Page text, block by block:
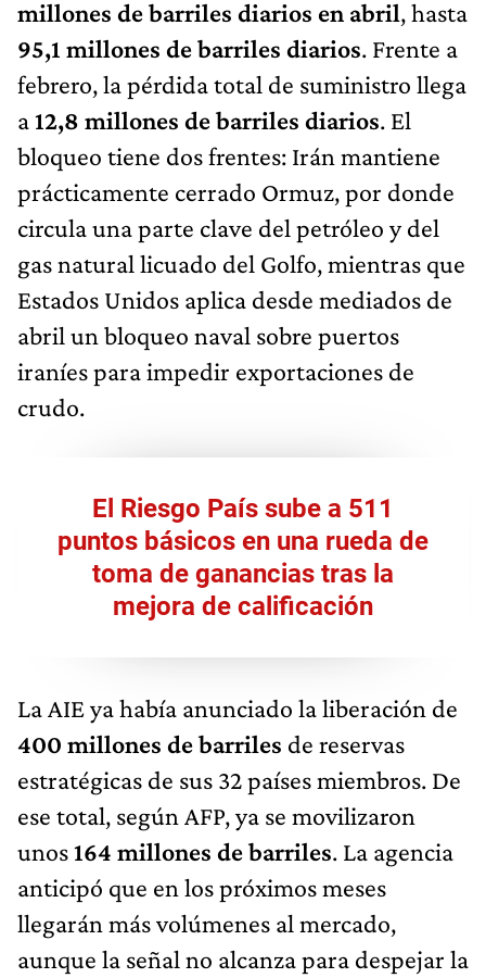
millones de barriles diarios en abril, hasta
95,1 millones de barriles diarios. Frente a
febrero, la pérdida total de suministro llega
a12,8 millones de barriles diarios. El
bloqueo tiene dos frentes: Irán mantiene
prácticamente cerrado Ormuz, por donde
circula una parte clave del petróleo y del
gas natural licuado del Golfo, mientras que
Estados Unidos aplica desde mediados de
abril un bloqueo naval sobre puertos
iraníes para impedir exportaciones de
crudo.
El Riesgo País sube a 511
puntos básicos en una rueda de
toma de ganancias tras la
mejora de calificación
La AIE ya había anunciado la liberación de
400 millones de barriles de reservas
estratégicas de sus 32 países miembros. De
ese total, según AFP, ya se movilizaron
unos164 millones de barriles. La agencia
anticipó que en los próximos meses
llegarán más volúmenes al mercado,
aunque la señal no alcanza para despejar la